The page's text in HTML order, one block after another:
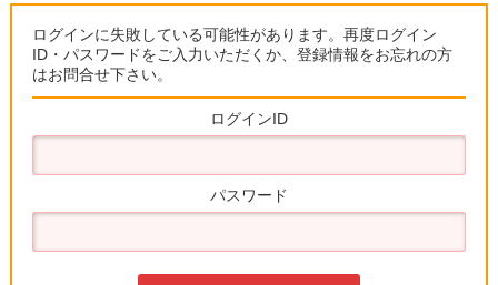
ログインに失敗している可能性があります。再度ログイン
ID・パスワードをご入力いただくか、登録情報をお忘れの方
はお問合せ下さい。
ログインID
パスワード